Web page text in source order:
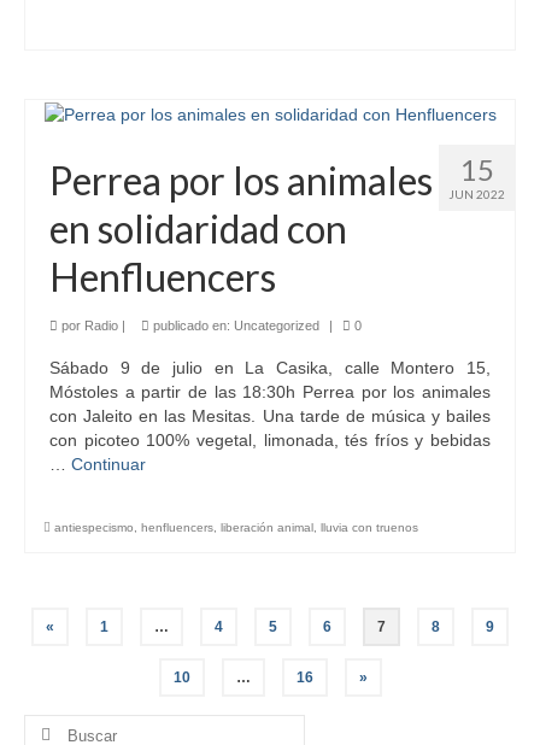
15
JUN 2022
Perrea por los animales
en solidaridad con
Henfluencers
por Radio | publicado en: Uncategorized | 0
Sábado 9 de julio en La Casika, calle Montero 15,
Móstoles a partir de las 18:30h Perrea por los animales
con Jaleito en las Mesitas. Una tarde de música y bailes
con picoteo 100% vegetal, limonada, tés fríos y bebidas
Continuar
antiespecismo henfluencers liberación animal lluvia con truenos
Paginación
entradas
« 1 … 4 5 6 7 8 9
10 … 16 »
Buscar